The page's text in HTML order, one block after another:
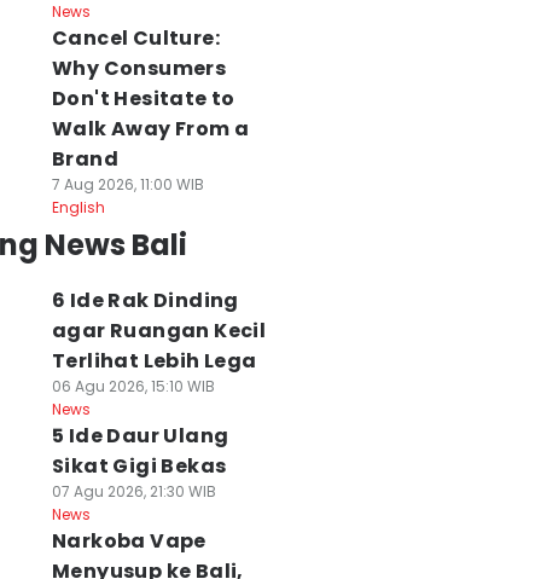
News
Cancel Culture:
Why Consumers
Don't Hesitate to
Walk Away From a
Brand
7 Aug 2026, 11:00 WIB
English
News Bali
6 Ide Rak Dinding
agar Ruangan Kecil
Terlihat Lebih Lega
06 Agu 2026, 15:10 WIB
News
5 Ide Daur Ulang
Sikat Gigi Bekas
07 Agu 2026, 21:30 WIB
News
Narkoba Vape
Menyusup ke Bali,